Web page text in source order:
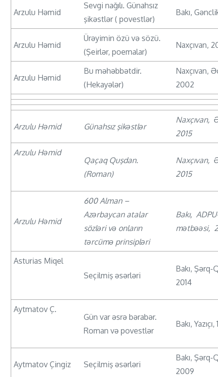
Arzulu Həmid
Sevgi nağılı. Günahsız
şikəstlər ( povestlər)
Bakı,
Arzulu Həmid
Ürəyimin özü və sözü.
(Şeirlər, poemalar)
Naxçıvan,
Arzulu Həmid
Bu məhəbbətdir.
(Hekayələr)
Naxçıvan,
2002
Arzulu Həmid Günahsız şikəstlər
Naxçıvan,
2015
Arzulu Həmid
Qaçaq Quşdan.
(Roman)
Naxçıvan,
2015
Arzulu Həmid
600 Alman –
Azərbaycan atalar
sözləri və onların
tərcümə prinsipləri
Bakı,
mətbəəsi,
Asturias Miqel
Seçilmiş əsərləri
Bakı, Şərq-
2014
Aytmatov Ç.
Gün var əsrə bərabər.
Roman və povestlər
Bakı,
Aytmatov Çingiz Seçilmiş əsərləri
Bakı, Şərq-
2009